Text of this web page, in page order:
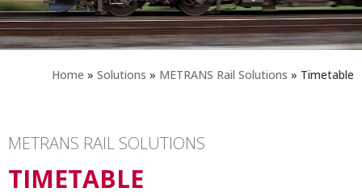
Home » Solutions » METRANS Rail Solutions » Timetable
METRANS RAIL SOLUTIONS
TIMETABLE